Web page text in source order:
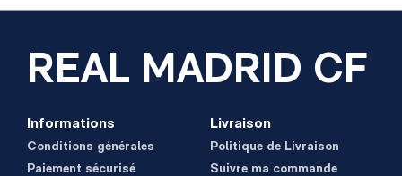
REAL MADRID CF
Informations
Conditions générales
Paiement sécurisé
Livraison
Politique de Livraison
Suivre ma commande